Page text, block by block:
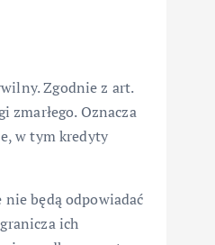
Zgodnie z art.
zmarłego. Oznacza
w tym kredyty
nie będą odpowiadać
ich